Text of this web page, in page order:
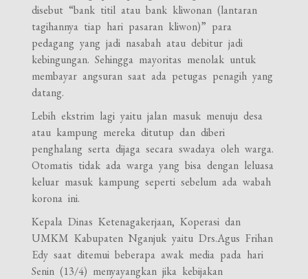
disebut “bank titil atau bank kliwonan (lantaran
tagihannya tiap hari pasaran kliwon)” para
pedagang yang jadi nasabah atau debitur jadi
kebingungan. Sehingga mayoritas menolak untuk
membayar angsuran saat ada petugas penagih yang
datang.
Lebih ekstrim lagi yaitu jalan masuk menuju desa
atau kampung mereka ditutup dan diberi
penghalang serta dijaga secara swadaya oleh warga.
Otomatis tidak ada warga yang bisa dengan leluasa
keluar masuk kampung seperti sebelum ada wabah
korona ini.
Kepala Dinas Ketenagakerjaan, Koperasi dan
UMKM Kabupaten Nganjuk yaitu Drs.Agus Frihan
Edy saat ditemui beberapa awak media pada hari
Senin (13/4) menyayangkan jika kebijakan